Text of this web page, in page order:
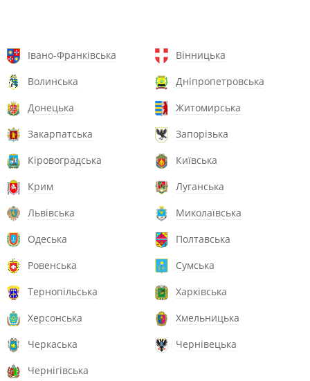
Івано-Франківська
Вінницька
Волинська
Дніпропетровська
Донецька
Житомирська
Закарпатська
Запорізька
Кіровоградська
Київська
Крим
Луганська
Львівська
Миколаївська
Одеська
Полтавська
Ровенська
Сумська
Тернопільська
Харківська
Херсонська
Хмельницька
Черкаська
Чернівецька
Чернігівська